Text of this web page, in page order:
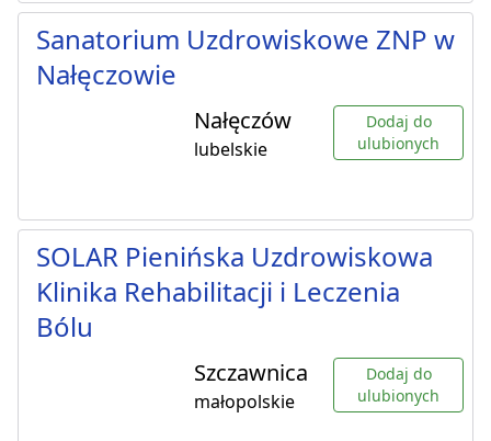
Sanatorium Uzdrowiskowe ZNP w
Nałęczowie
Nałęczów
lubelskie
Dodaj do
ulubionych
SOLAR Pienińska Uzdrowiskowa
Klinika Rehabilitacji i Leczenia
Bólu
Szczawnica
małopolskie
Dodaj do
ulubionych